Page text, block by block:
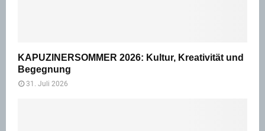
KAPUZINERSOMMER 2026: Kultur, Kreativität und
Begegnung
31. Juli 2026